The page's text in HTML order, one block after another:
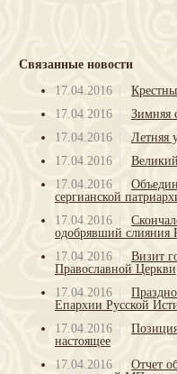
Связанные новости
17.04.2016
17.04.2016
Зимняя
17.04.2016
Летняя
17.04.2016
17.04.2016
сергианской
17.04.2016
одобрявший
17.04.2016
Визит
Православной Церкви
17.04.2016
Епархии Русской
17.04.2016
настоящее
17.04.2016
Отчет